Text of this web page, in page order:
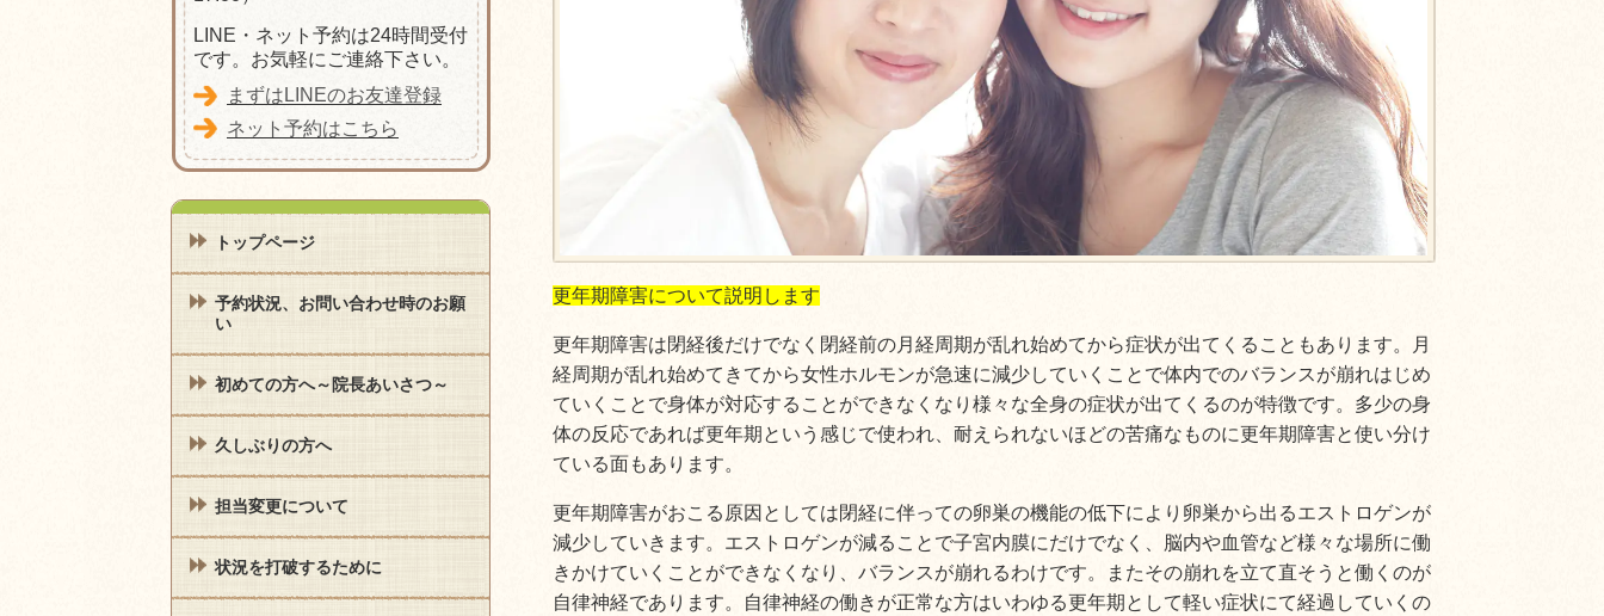
更年期障害について説明します
更年期障害は閉経後だけでなく閉経前の月経周期が乱れ始めてから症状が出てくることもあります。月
経周期が乱れ始めてきてから女性ホルモンが急速に減少していくことで体内でのバランスが崩れはじめ
ていくことで身体が対応することができなくなり様々な全身の症状が出てくるのが特徴です。多少の身
体の反応であれば更年期という感じで使われ、耐えられないほどの苦痛なものに更年期障害と使い分け
ている面もあります。
更年期障害がおこる原因としては閉経に伴っての卵巣の機能の低下により卵巣から出るエストロゲンが
減少していきます。エストロゲンが減ることで子宮内膜にだけでなく、脳内や血管など様々な場所に働
きかけていくことができなくなり、バランスが崩れるわけです。またその崩れを立て直そうと働くのが
自律神経であります。自律神経の働きが正常な方はいわゆる更年期として軽い症状にて経過していくの
LINE・ネット予約は24時間受付
です。お気軽にご連絡下さい。
まずはLINEのお友達登録
ネット予約はこちら
トップページ
予約状況、お問い合わせ時のお願
い
初めての方へ～院長あいさつ～
久しぶりの方へ
担当変更について
状況を打破するために